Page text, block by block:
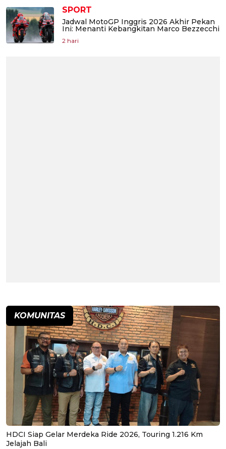
SPORT
Jadwal MotoGP Inggris 2026 Akhir Pekan
Ini: Menanti Kebangkitan Marco Bezzecchi
2 hari
KOMUNITAS
HDCI Siap Gelar Merdeka Ride 2026, Touring 1.216 Km
Jelajah Bali